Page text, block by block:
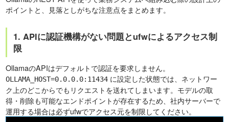
ポイントと、見落としがちな注意点をまとめます。
1. APIに認証機構がない問題とufwによるアクセス制
限
OllamaのAPIはデフォルトで認証を要求しません。
OLLAMA_HOST=0.0.0.0:11434 に設定した状態では、ネットワー
ク上のどこからでもリクエストを送れてしまいます。モデルの取
得・削除も可能なエンドポイントが存在するため、社内サーバーで
運用する場合は必ずufwでアクセス元を制限してください。